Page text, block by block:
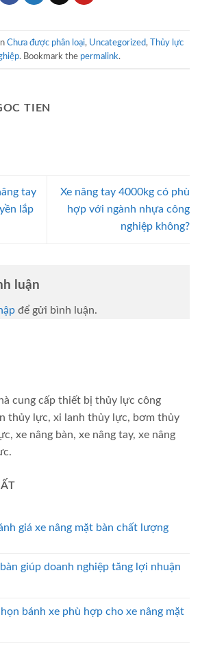
Chưa được phân loại, Uncategorized,
Thủy lực
. Bookmark the permalink.
TIEN
tay
lắp
Xe nâng tay 4000kg có phù
hợp với ngành nhựa công
nghiệp không?
luận
để gửi bình luận.
cung cấp thiết bị thủy lực công
thủy lực, xi lanh thủy lực, bơm thủy
xe nâng bàn, xe nâng tay, xe nâng
giá xe nâng mặt bàn chất lượng
giúp doanh nghiệp tăng lợi nhuận
bánh xe phù hợp cho xe nâng mặt